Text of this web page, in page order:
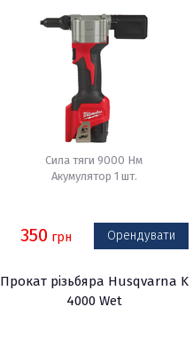
BPRT-201X
Сила тяги 9000 Нм
Акумулятор 1 шт.
350 грн Орендувати
Прокат різьбяра Husqvarna K
4000 Wet